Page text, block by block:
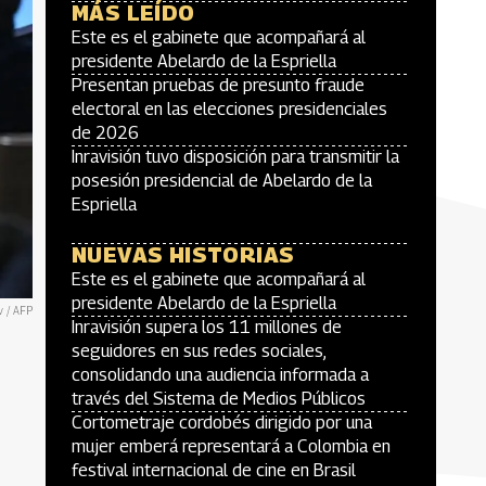
/ AFP
MÁS LEÍDO
Este es el gabinete que acompañará al
presidente Abelardo de la Espriella
Presentan pruebas de presunto fraude
electoral en las elecciones presidenciales
de 2026
Inravisión tuvo disposición para transmitir la
posesión presidencial de Abelardo de la
Espriella
NUEVAS HISTORIAS
Este es el gabinete que acompañará al
presidente Abelardo de la Espriella
Inravisión supera los 11 millones de
seguidores en sus redes sociales,
consolidando una audiencia informada a
través del Sistema de Medios Públicos
Cortometraje cordobés dirigido por una
mujer emberá representará a Colombia en
festival internacional de cine en Brasil